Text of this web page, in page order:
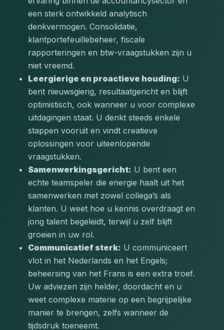
een sterk ontwikkeld analytisch
denkvermogen. Consolidatie,
klantportefeuillebeheer, fiscale
rapporteringen en btw-vraagstukken zijn u
niet vreemd.
Leergierige en proactieve houding: U
bent nieuwsgierig, resultaatgericht en blijft
optimistisch, ook wanneer u voor complexe
uitdagingen staat. U denkt steeds enkele
stappen vooruit en vindt creatieve
oplossingen voor uiteenlopende
vraagstukken.
Samenwerkingsgericht: U bent een
echte teamspeler die energie haalt uit het
samenwerken met zowel collega’s als
klanten. U weet hoe u kennis overdraagt en
jong talent begeleidt, terwijl u zelf blijft
groeien in uw rol.
Communicatief sterk: U communiceert
vlot in het Nederlands en het Engels;
beheersing van het Frans is een extra troef.
Uw adviezen zijn helder, doordacht en u
weet complexe materie op een begrijpelijke
manier te brengen, zelfs wanneer de
tijdsdruk toeneemt.